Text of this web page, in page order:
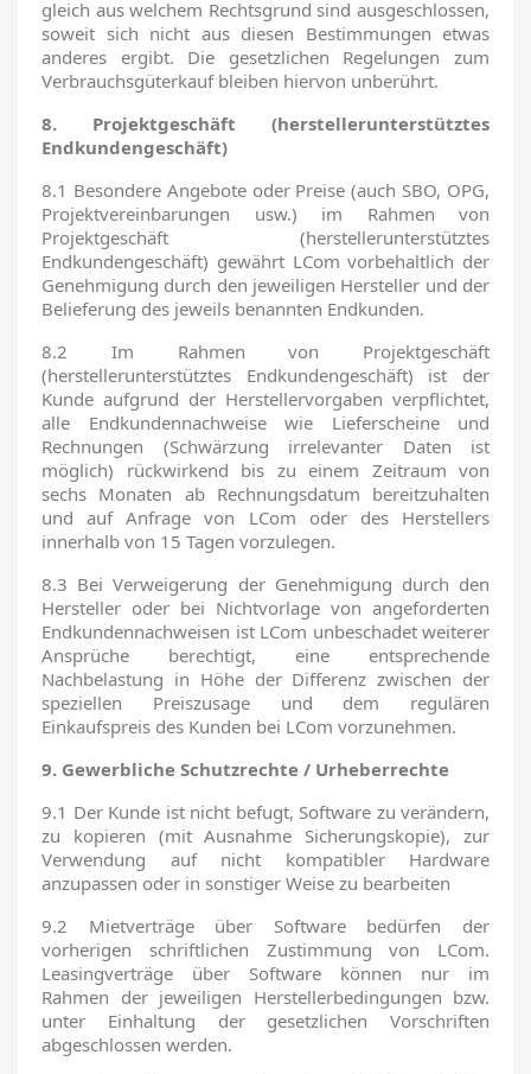
gleich aus welchem Rechtsgrund sind ausgeschlossen,
soweit sich nicht aus diesen Bestimmungen etwas
anderes ergibt. Die gesetzlichen Regelungen zum
Verbrauchsgüterkauf bleiben hiervon unberührt.
8. Projektgeschäft (herstellerunterstütztes
Endkundengeschäft)
8.1 Besondere Angebote oder Preise (auch SBO, OPG,
Projektvereinbarungen usw.) im Rahmen von
Projektgeschäft (herstellerunterstütztes
Endkundengeschäft) gewährt LCom vorbehaltlich der
Genehmigung durch den jeweiligen Hersteller und der
Belieferung des jeweils benannten Endkunden.
8.2 Im Rahmen von Projektgeschäft
(herstellerunterstütztes Endkundengeschäft) ist der
Kunde aufgrund der Herstellervorgaben verpflichtet,
alle Endkundennachweise wie Lieferscheine und
Rechnungen (Schwärzung irrelevanter Daten ist
möglich) rückwirkend bis zu einem Zeitraum von
sechs Monaten ab Rechnungsdatum bereitzuhalten
und auf Anfrage von LCom oder des Herstellers
innerhalb von 15 Tagen vorzulegen.
8.3 Bei Verweigerung der Genehmigung durch den
Hersteller oder bei Nichtvorlage von angeforderten
Endkundennachweisen ist LCom unbeschadet weiterer
Ansprüche berechtigt, eine entsprechende
Nachbelastung in Höhe der Differenz zwischen der
speziellen Preiszusage und dem regulären
Einkaufspreis des Kunden bei LCom vorzunehmen.
9. Gewerbliche Schutzrechte / Urheberrechte
9.1 Der Kunde ist nicht befugt, Software zu verändern,
zu kopieren (mit Ausnahme Sicherungskopie), zur
Verwendung auf nicht kompatibler Hardware
anzupassen oder in sonstiger Weise zu bearbeiten
9.2 Mietverträge über Software bedürfen der
vorherigen schriftlichen Zustimmung von LCom.
Leasingverträge über Software können nur im
Rahmen der jeweiligen Herstellerbedingungen bzw.
unter Einhaltung der gesetzlichen Vorschriften
abgeschlossen werden.